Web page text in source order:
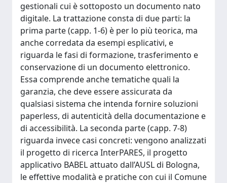
gestionali cui è sottoposto un documento nato
digitale. La trattazione consta di due parti: la
prima parte (capp. 1-6) è per lo più teorica, ma
anche corredata da esempi esplicativi, e
riguarda le fasi di formazione, trasferimento e
conservazione di un documento elettronico.
Essa comprende anche tematiche quali la
garanzia, che deve essere assicurata da
qualsiasi sistema che intenda fornire soluzioni
paperless, di autenticità della documentazione e
di accessibilità. La seconda parte (capp. 7-8)
riguarda invece casi concreti: vengono analizzati
il progetto di ricerca InterPARES, il progetto
applicativo BABEL attuato dall’AUSL di Bologna,
le effettive modalità e pratiche con cui il Comune